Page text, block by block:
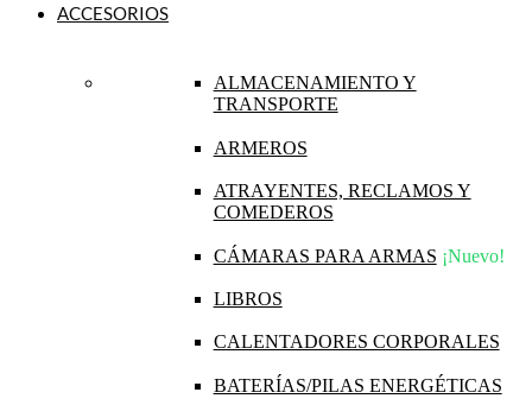
ACCESORIOS
ALMACENAMIENTO Y
TRANSPORTE
ARMEROS
ATRAYENTES, RECLAMOS Y
COMEDEROS
CÁMARAS PARA ARMAS ¡Nuevo!
LIBROS
CALENTADORES CORPORALES
BATERÍAS/PILAS ENERGÉTICAS